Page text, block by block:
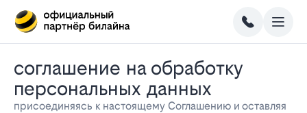
соглашение на обработку
персональных данных
присоединяясь к настоящему Соглашению и оставляя